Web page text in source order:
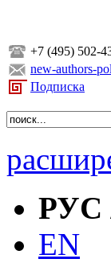
+7 (495) 502-
new-authors-
Подписка
РУС
EN